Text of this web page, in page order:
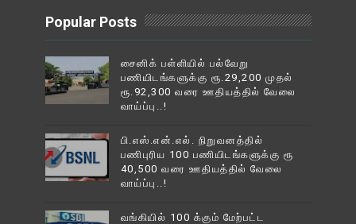
Popular Posts
சைனிக் பள்ளியில் பல்வேறு
பணியிடங்களுக்கு ரூ.29,200 முதல்
ரூ.92,300 வரை ஊதியத்தில் வேலை
வாய்ப்பு..!
பி.எஸ்.என்.எல். நிறுவனத்தில்
பணிபுரிய 100 பணியிடங்களுக்கு ரூ
40,500 வரை ஊதியத்தில் வேலை
வாய்ப்பு..!
வங்கியில் 100 க்கும் மேற்பட்ட